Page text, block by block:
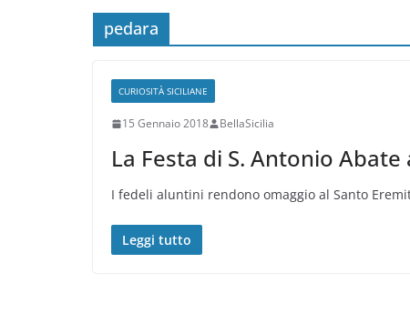
pedara
CURIOSITÀ SICILIANE
15 Gennaio 2018 BellaSicilia
La Festa di S. Antonio Abate
I fedeli aluntini rendono omaggio al Santo
Leggi tutto